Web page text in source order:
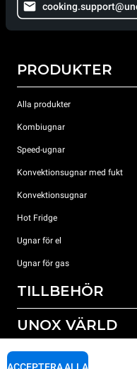
PRODUKTER
Alla produkter
Kombiugnar
Speed-ugnar
Konvektionsugnar med fukt
Konvektionsugnar
Hot Fridge
Ugnar för el
Ugnar för gas
TILLBEHÖR
Alla tillbehör
UNOX VÄRLD
Våra kontor runt om i världen
SUPPORT